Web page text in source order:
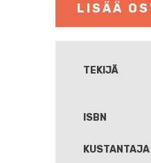
LISÄÄ
TEKIJÄ
ISBN
KUSTANTAJA